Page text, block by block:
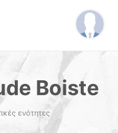
Boiste
ενότητες